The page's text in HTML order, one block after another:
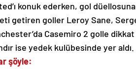
konuk ederken, gol
getiren goller Leroy Sane,
Casemiro 2 golle
ise yedek kulübesinde yer aldı.
şöyle: